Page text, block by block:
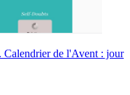
Calendrier de l'Avent : jour